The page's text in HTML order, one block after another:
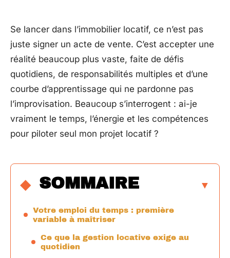
Se lancer dans l’immobilier locatif, ce n’est pas
juste signer un acte de vente. C’est accepter une
réalité beaucoup plus vaste, faite de défis
quotidiens, de responsabilités multiples et d’une
courbe d’apprentissage qui ne pardonne pas
l’improvisation. Beaucoup s’interrogent : ai-je
vraiment le temps, l’énergie et les compétences
pour piloter seul mon projet locatif ?
SOMMAIRE
Votre emploi du temps : première
variable à maîtriser
Ce que la gestion locative exige au
quotidien